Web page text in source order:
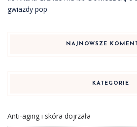
gwiazdy pop
NAJNOWSZE
KATEGORIE
Anti-aging i skóra dojrzała